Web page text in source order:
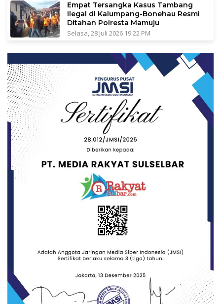
Empat Tersangka Kasus Tambang
Ilegal di Kalumpang-Bonehau Resmi
Ditahan Polresta Mamuju
Selasa, 28 Juli 2026 19:22 PM